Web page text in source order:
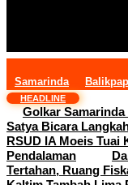
Samarinda
HEADLINE
Golkar
Satya Bicara
RSUD IA Moeis Tuai
Pendalaman
Tertahan, Ruang